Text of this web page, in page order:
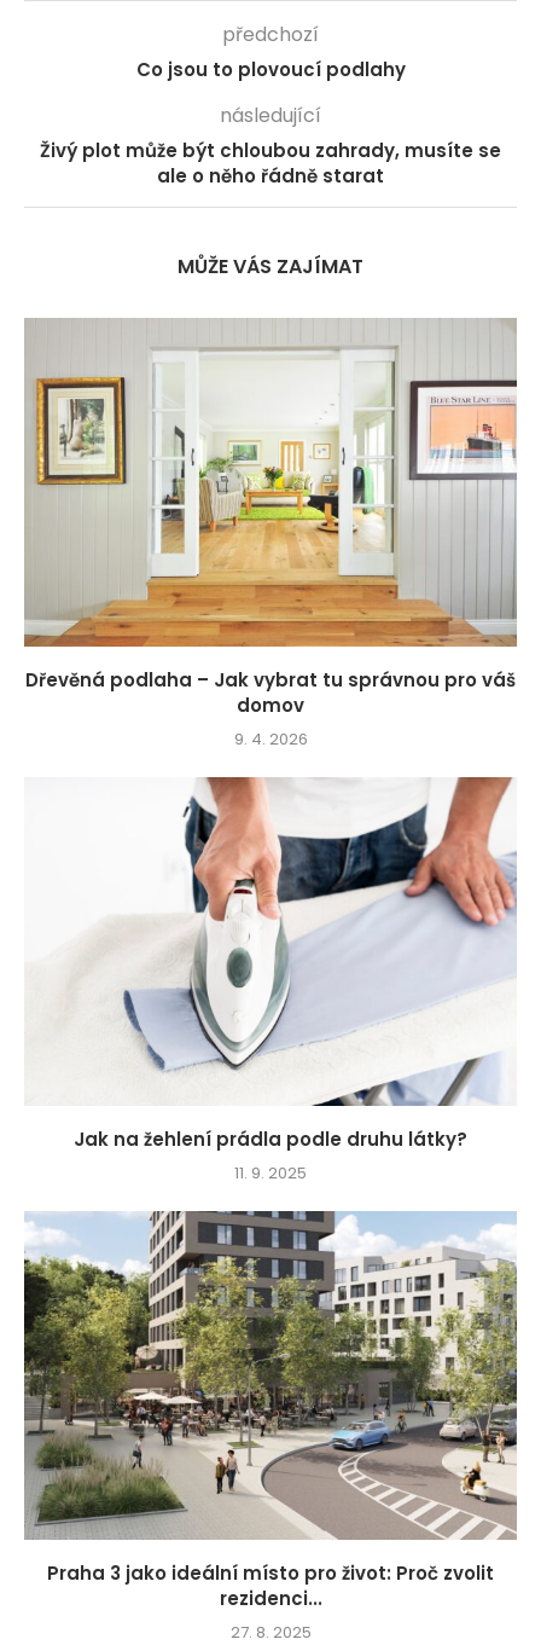
předchozí
Co jsou to plovoucí podlahy
následující
Živý plot může být chloubou zahrady, musíte se
ale o něho řádně starat
MŮŽE VÁS ZAJÍMAT
Dřevěná podlaha – Jak vybrat tu správnou pro váš
domov
9. 4. 2026
Jak na žehlení prádla podle druhu látky?
11. 9. 2025
Praha 3 jako ideální místo pro život: Proč zvolit
rezidenci...
27. 8. 2025